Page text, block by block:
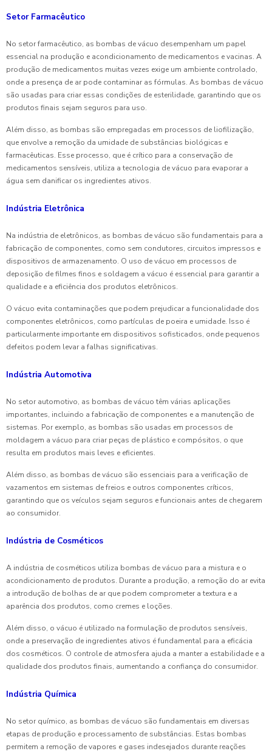
Setor Farmacêutico
No setor farmacêutico, as bombas de vácuo desempenham um papel
essencial na produção e acondicionamento de medicamentos e vacinas. A
produção de medicamentos muitas vezes exige um ambiente controlado,
onde a presença de ar pode contaminar as fórmulas. As bombas de vácuo
são usadas para criar essas condições de esterilidade, garantindo que os
produtos finais sejam seguros para uso.
Além disso, as bombas são empregadas em processos de liofilização,
que envolve a remoção da umidade de substâncias biológicas e
farmacêuticas. Esse processo, que é crítico para a conservação de
medicamentos sensíveis, utiliza a tecnologia de vácuo para evaporar a
água sem danificar os ingredientes ativos.
Indústria Eletrônica
Na indústria de eletrônicos, as bombas de vácuo são fundamentais para a
fabricação de componentes, como sem condutores, circuitos impressos e
dispositivos de armazenamento. O uso de vácuo em processos de
deposição de filmes finos e soldagem a vácuo é essencial para garantir a
qualidade e a eficiência dos produtos eletrônicos.
O vácuo evita contaminações que podem prejudicar a funcionalidade dos
componentes eletrônicos, como partículas de poeira e umidade. Isso é
particularmente importante em dispositivos sofisticados, onde pequenos
defeitos podem levar a falhas significativas.
Indústria Automotiva
No setor automotivo, as bombas de vácuo têm várias aplicações
importantes, incluindo a fabricação de componentes e a manutenção de
sistemas. Por exemplo, as bombas são usadas em processos de
moldagem a vácuo para criar peças de plástico e compósitos, o que
resulta em produtos mais leves e eficientes.
Além disso, as bombas de vácuo são essenciais para a verificação de
vazamentos em sistemas de freios e outros componentes críticos,
garantindo que os veículos sejam seguros e funcionais antes de chegarem
ao consumidor.
Indústria de Cosméticos
A indústria de cosméticos utiliza bombas de vácuo para a mistura e o
acondicionamento de produtos. Durante a produção, a remoção do ar evita
a introdução de bolhas de ar que podem comprometer a textura e a
aparência dos produtos, como cremes e loções.
Além disso, o vácuo é utilizado na formulação de produtos sensíveis,
onde a preservação de ingredientes ativos é fundamental para a eficácia
dos cosméticos. O controle de atmosfera ajuda a manter a estabilidade e a
qualidade dos produtos finais, aumentando a confiança do consumidor.
Indústria Química
No setor químico, as bombas de vácuo são fundamentais em diversas
etapas de produção e processamento de substâncias. Estas bombas
permitem a remoção de vapores e gases indesejados durante reações